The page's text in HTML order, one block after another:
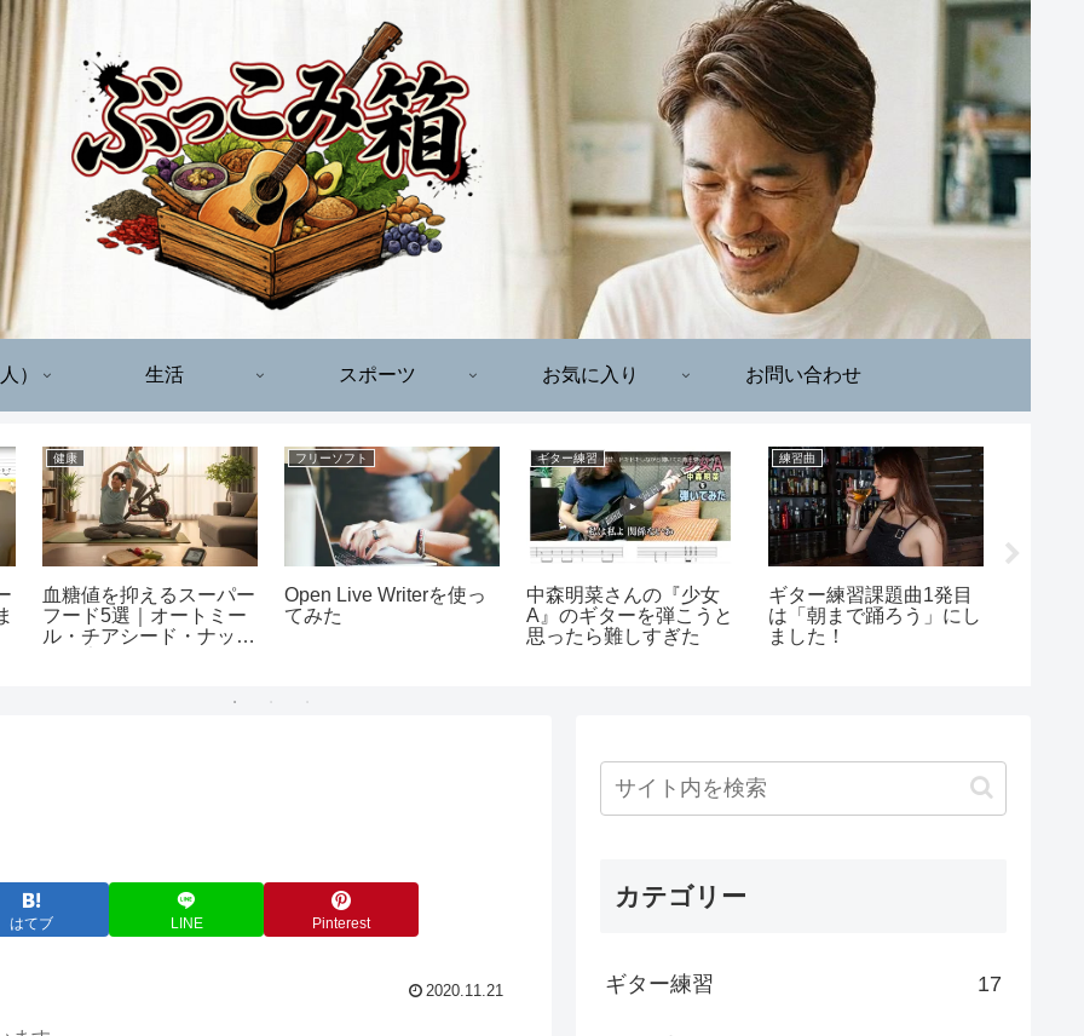
） 生活 スポーツ お気に入り お問い合わせ
健康
血糖値を抑えるスーパー
フード5選｜オートミー
ル・チアシード・ナッツ
フリーソフト
Open Live Writerを使っ
てみた
ギター練習
中森明菜さんの『少女
A』のギターを弾こうと
思ったら難しすぎた
練習曲
ギター練習課題曲1発目
は「朝まで踊ろう」にし
ました！
はてブ LINE Pinterest
2020.11.21
カテゴリー
ギター練習 17